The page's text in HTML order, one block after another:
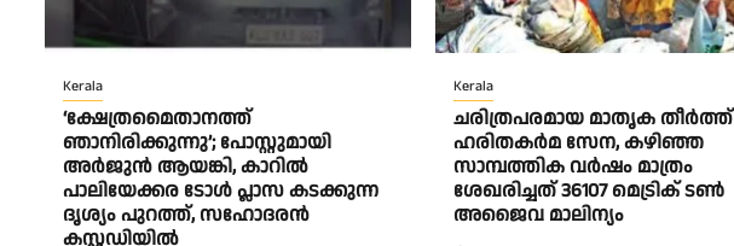
Kerala
‘ക്ഷേത്രമൈതാനത്ത്
ഞാനിരിക്കുന്നു’; പോസ്റ്റുമായി
അർജുൻ ആയങ്കി, കാറിൽ
പാലിയേക്കര ടോൾ പ്ലാസ കടക്കുന്ന
ദൃശ്യം പുറത്ത്, സഹോദരൻ
കസ്റ്റഡിയിൽ
Kerala
ചരിത്രപരമായ മാതൃക തീര്‍ത്ത്
ഹരിതകര്‍മ സേന, കഴിഞ്ഞ
സാമ്പത്തിക വര്‍ഷം മാത്രം
ശേഖരിച്ചത് 36107 മെട്രിക് ടണ്‍
അജൈവ മാലിന്യം